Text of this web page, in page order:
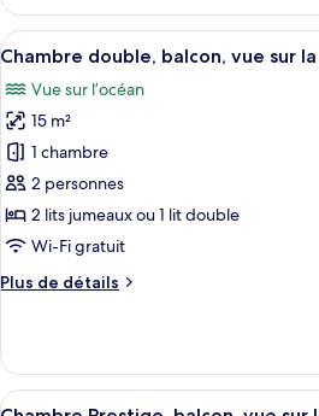
1
personne,
balcon,
vue
sur
la
mer
Chambre
double
pour
personne,
balcon,
vue
sur
la
mer
Afficher
toutes
les
photos
pour
ce
type
de
chambre :
Chambre
vue
sur
Une
7
Chambre double, balcon, vue sur
Vue sur l’océan
15 m²
1 chambre
2 personnes
2 lits jumeaux ou 1 lit double
Wi-Fi gratuit
Plus de détails
Plus
Chambre
double,
balcon,
Afficher
Une
9